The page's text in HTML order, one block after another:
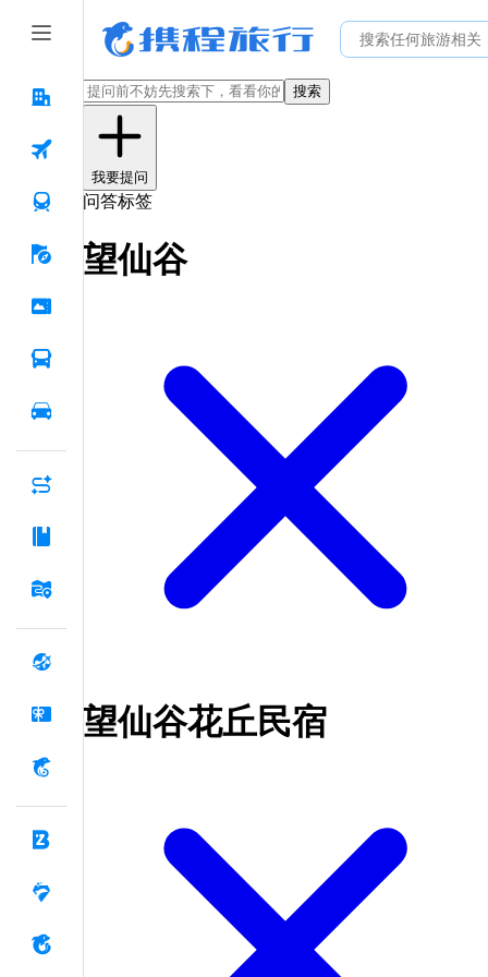
搜索
我要提问
问答标签
望仙谷
望仙谷花丘民宿